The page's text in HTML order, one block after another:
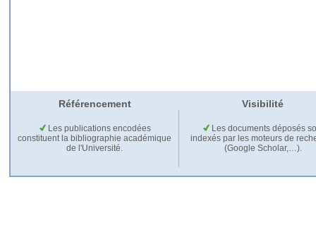
Référencement Visibilité
Les publications encodées
constituent la bibliographie académique
de l'Université.
Les documents déposés
indexés par les moteurs de
(Google Scholar,…).